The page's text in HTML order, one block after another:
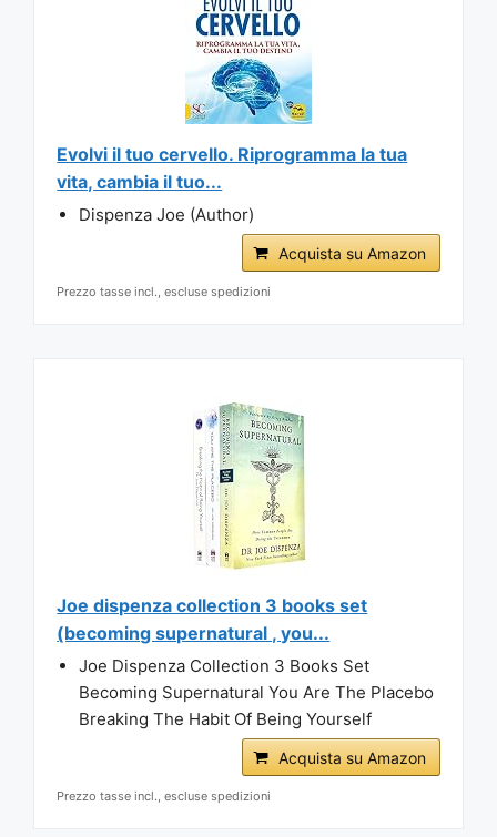
Evolvi il tuo cervello. Riprogramma la tua
vita, cambia il tuo...
Dispenza Joe (Author)
Acquista su Amazon
Prezzo tasse incl., escluse spedizioni
Joe dispenza collection 3 books set
(becoming supernatural , you...
Joe Dispenza Collection 3 Books Set
Becoming Supernatural You Are The Placebo
Breaking The Habit Of Being Yourself
Acquista su Amazon
Prezzo tasse incl., escluse spedizioni